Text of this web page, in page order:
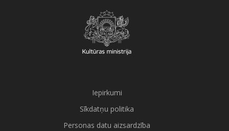
Iepirkumi
Sīkdatņu politika
Personas datu aizsardzība